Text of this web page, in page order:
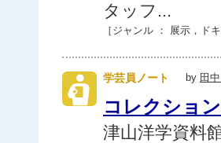
タッフ...
［ジャンル ： 展示 ， ド
学芸員ノート by 田
コレクショ
津山洋学資料